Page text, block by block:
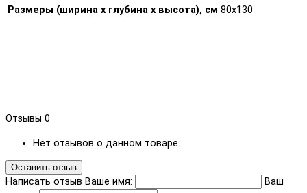
Размеры (ширина х глубина х высота), см 80x130
Отзывы 0
Нет отзывов о данном товаре.
Оставить отзыв
Написать отзыв Ваше имя: Ваш